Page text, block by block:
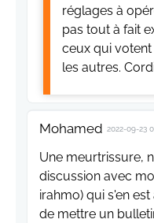
réglages à
pas tout à fait
ceux qui
les autres.
Mohamed 2022-09-23
Une meurtrissure,
discussion avec
irahmo) qui s'en
de mettre un